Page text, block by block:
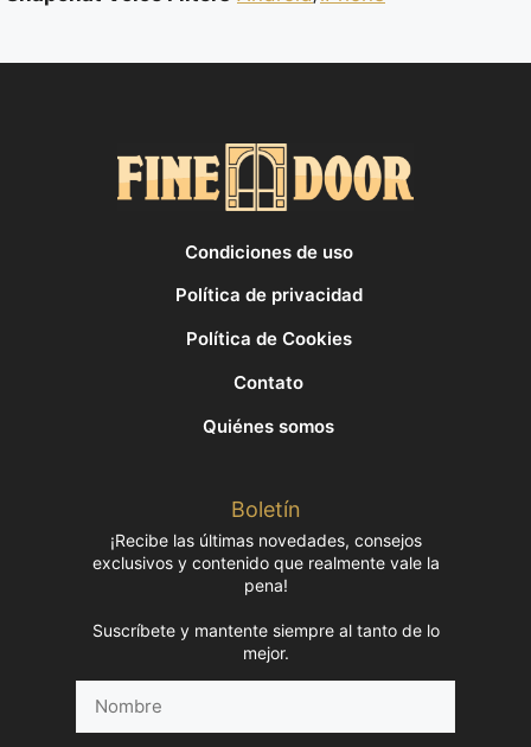
Condiciones de uso
Política de privacidad
Política de Cookies
Contato
Quiénes somos
Boletín
¡Recibe las últimas novedades, consejos
exclusivos y contenido que realmente vale la
pena!
Suscríbete y mantente siempre al tanto de lo
mejor.